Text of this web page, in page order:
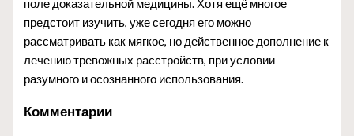
поле доказательной медицины. Хотя ещё многое
предстоит изучить, уже сегодня его можно
рассматривать как мягкое, но действенное дополнение к
лечению тревожных расстройств, при условии
разумного и осознанного использования.
Комментарии